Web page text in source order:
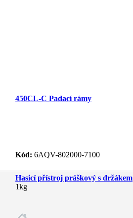
450CL-C Padací rámy
Kód: 6AQV-802000-7100
Hasicí přístroj práškový s držákem
1kg